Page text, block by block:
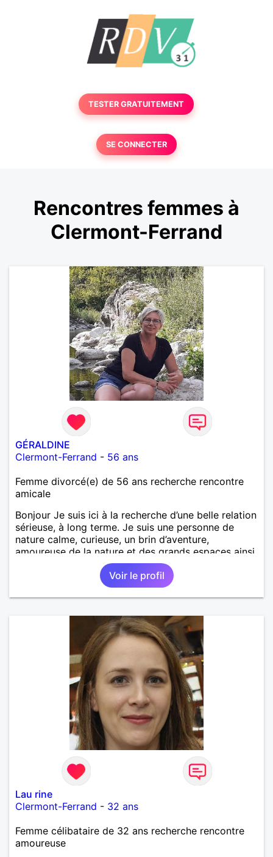
TESTER GRATUITEMENT
SE CONNECTER
Rencontres femmes à
Clermont-Ferrand
GÉRALDINE
Clermont-Ferrand - 56 ans
Femme divorcé(e) de 56 ans recherche rencontre
amicale
Bonjour Je suis ici à la recherche d’une belle relation
sérieuse, à long terme. Je suis une personne de
nature calme, curieuse, un brin d’aventure,
amoureuse de la nature et des grands espaces ainsi
que des voyages. Je recherche une relation
bienveillante basé sur quelques valeurs humaines,
une vague d’amour et de bonheur à partager en
toute simplicité. Ma recherche est basé sur mon
récentes. Géraldine.
Voir le profil
Lau rine
Clermont-Ferrand - 32 ans
Femme célibataire de 32 ans recherche rencontre
amoureuse